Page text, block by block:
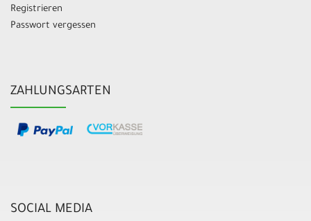
Registrieren
Passwort vergessen
ZAHLUNGSARTEN
SOCIAL MEDIA